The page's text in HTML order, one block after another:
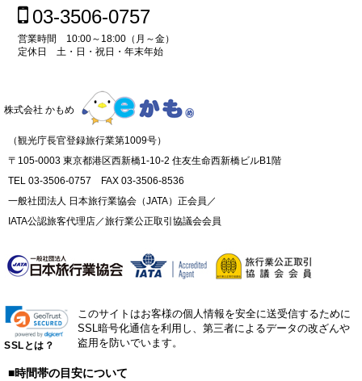
03-3506-0757
営業時間 10:00～18:00（月～金）
定休日 土・日・祝日・年末年始
株式会社 かもめ
（観光庁長官登録旅行業第1009号）
〒105-0003 東京都港区西新橋1-10-2 住友生命西新橋ビルB1階
TEL 03-3506-0757 FAX 03-3506-8536
一般社団法人 日本旅行業協会（JATA）正会員／
IATA公認旅客代理店／旅行業公正取引協議会会員
SSLとは？
このサイトはお客様の個人情報を安全に送受信するために
SSL暗号化通信を利用し、第三者によるデータの改ざんや
盗用を防いでいます。
■時間帯の目安について